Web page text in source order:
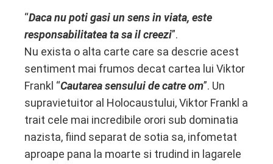
“Daca nu poti gasi un sens in viata, este
responsabilitatea ta sa il creezi”.
Nu exista o alta carte care sa descrie acest
sentiment mai frumos decat cartea lui Viktor
Frankl “Cautarea sensului de catre om”. Un
supravietuitor al Holocaustului, Viktor Frankl a
trait cele mai incredibile orori sub dominatia
nazista, fiind separat de sotia sa, infometat
aproape pana la moarte si trudind in lagarele